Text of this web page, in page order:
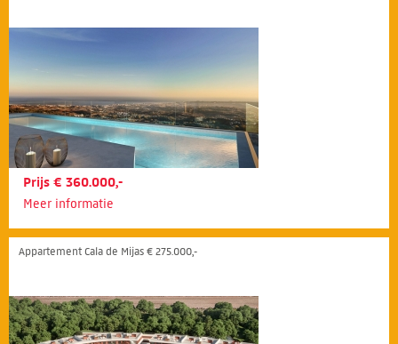
Prijs € 360.000,-
Meer informatie
Appartement Cala de Mijas € 275.000,-